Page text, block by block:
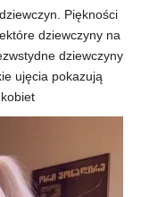
Piękności
dziewczyny na
dziewczyny
ujęcia pokazują